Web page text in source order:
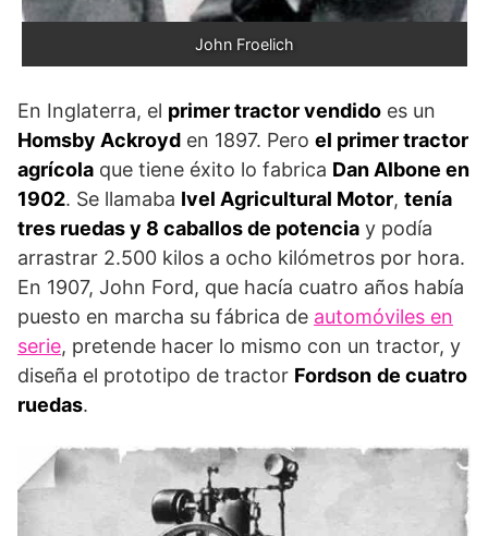
John Froelich
En Inglaterra, el primer tractor vendido es un
Homsby Ackroyd en 1897. Pero el primer tractor
agrícola que tiene éxito lo fabrica Dan Albone en
1902. Se llamaba Ivel Agricultural Motor, tenía
tres ruedas y 8 caballos de potencia y podía
arrastrar 2.500 kilos a ocho kilómetros por hora.
En 1907, John Ford, que hacía cuatro años había
puesto en marcha su fábrica de automóviles en
serie, pretende hacer lo mismo con un tractor, y
diseña el prototipo de tractor Fordson de cuatro
ruedas.